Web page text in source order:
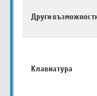
Други
Клавиатура